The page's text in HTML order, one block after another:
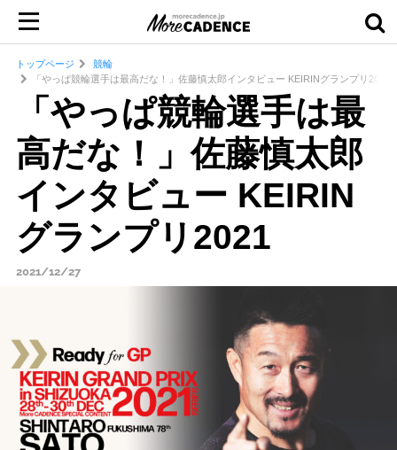
トップページ
競輪
「やっぱ競輪選手は最高だな！」佐藤慎太郎インタビュー KEIRINグランプリ2021
「やっぱ競輪選手は最
高だな！」佐藤慎太郎
インタビュー KEIRIN
グランプリ2021
2021/12/27